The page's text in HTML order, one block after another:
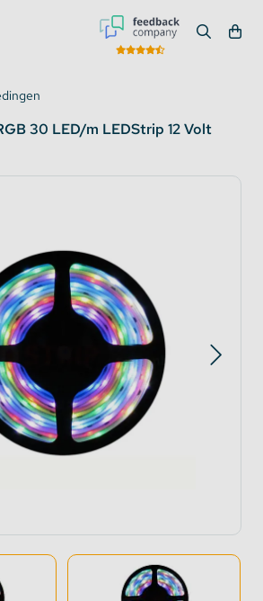
30 LED/m LEDStrip 12 Volt